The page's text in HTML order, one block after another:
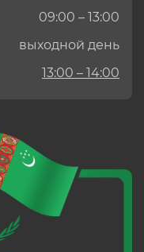
09:00 – 13:00
выходной день
13:00 – 14:00